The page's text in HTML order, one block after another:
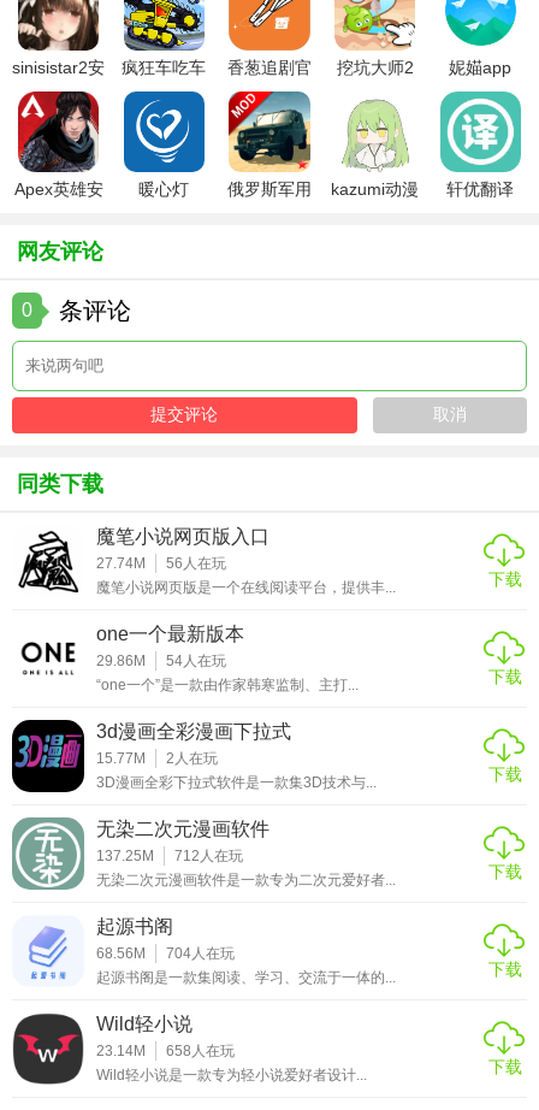
域，满足不同用户的多样化需求。
【樊登读书app优势】
1. 专业团队，品质保证：专业的选书团队和讲书人团队，确
保每本书籍的解读都具备高水准的品质。
2. 便捷高效，随时随地：支持离线缓存和多种设备登录，让
用户随时随地都能享受阅读的乐趣。
用户之间的互动和交流，促进共同成长。
4. 丰富资源，持续更新：app内资源丰富多样，且持续更新，
确保用户始终能获取到最新的知识和信息。
5. 价格实惠，性价比高：相对于购买实体书籍或参加线下课
程，樊登读书app的会员费用更为实惠，且能享受到更多的学
习资源和服务。
【樊登读书app推荐】
樊登读书app凭借其专业的选书团队、丰富的内容资源、便捷
的学习方式以及高性价比的会员服务，成为了众多阅读爱好
者的首选。无论你是职场人士、学生还是家庭主妇，都能在
这里找到适合自己的学习内容。如果你也热爱阅读，渴望通
过阅读来提升自己的知识和能力，那么不妨试试樊登读书app
吧！
sinisistar2安
卓汉化版
疯狂车吃车
3中文版
香葱追剧官
方最新版
挖坑大师2 妮媌app
Apex英雄安
暖心灯
俄罗斯军用
kazumi动漫
轩优翻译
网友评论
0 条评论
同类下载
魔笔小说网页版入口
27.74M 56 人在玩
魔笔小说网页版是一个在线阅读平台，提供丰...
下载
one一个最新版本
29.86M 54人在玩
“one一个”是一款由作家韩寒监制、主打...
下载
3d漫画全彩漫画下拉式
15.77M 2 人在玩
3D漫画全彩下拉式软件是一款集3D技术与...
下载
无染二次元漫画软件
137.25M 712 人在玩
无染二次元漫画软件是一款专为二次元爱好者...
下载
起源书阁
68.56M 704人在玩
起源书阁是一款集阅读、学习、交流于一体的...
下载
Wild轻小说
23.14M 658 人在玩
Wild轻小说是一款专为轻小说爱好者设计...
下载